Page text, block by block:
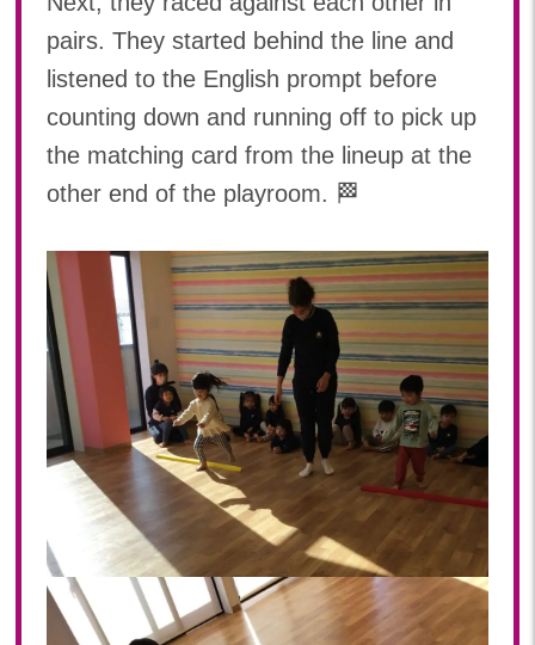
pairs. They started behind the line and
listened to the English prompt before
counting down and running off to pick up
the matching card from the lineup at the
other end of the playroom. 🏁